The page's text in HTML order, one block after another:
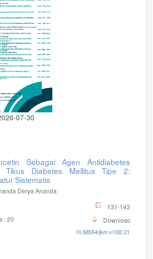
07-30
Sebagai Agen Antidiabetes
Tikus Diabetes Mellitus Tipe 2:
Sistematis
Derya Ananda
131-143
: 20
Download :7
10.58554/jkm.v10i2.217